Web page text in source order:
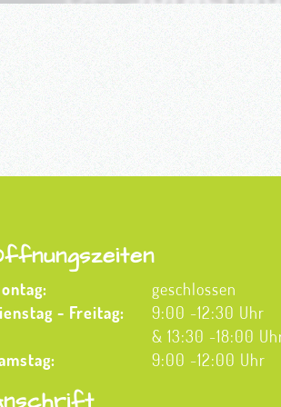
geschlossen
- Freitag:
9:00 -12:30 Uhr
& 13:30 -18:00
9:00 -12:00 Uhr